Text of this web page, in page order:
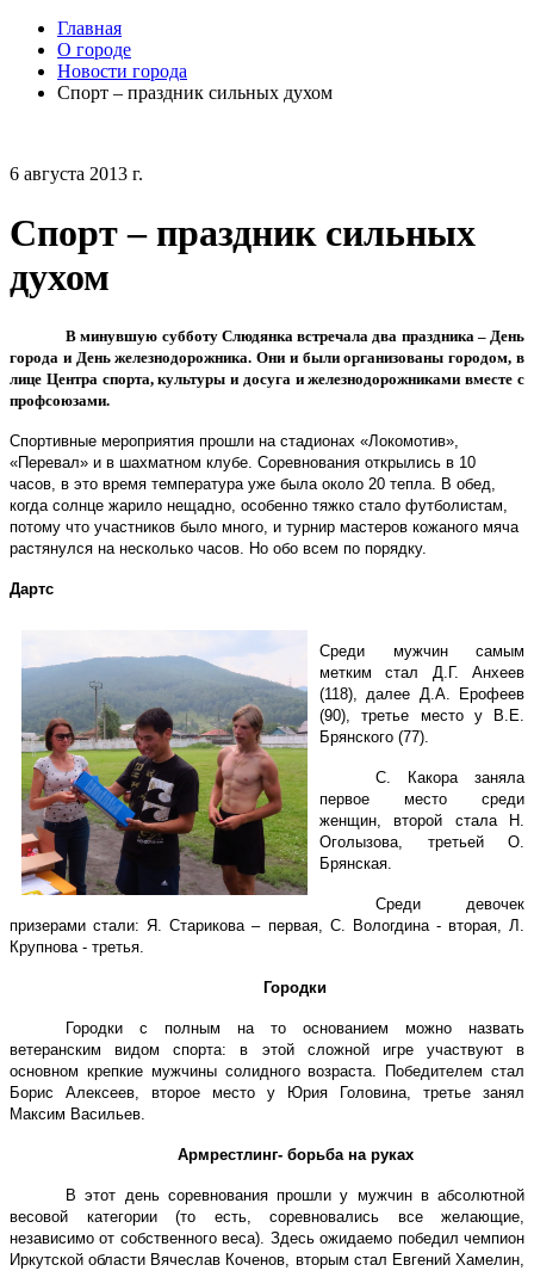
Главная
О городе
Новости города
Спорт – праздник сильных духом
6 августа 2013 г.
Спорт – праздник сильных
духом
В минувшую субботу Слюдянка встречала два праздника – День
города и День железнодорожника. Они и были организованы городом, в
лице Центра спорта, культуры и досуга и железнодорожниками вместе с
профсоюзами.
Спортивные мероприятия прошли на стадионах «Локомотив»,
«Перевал» и в шахматном клубе. Соревнования открылись в 10
часов, в это время температура уже была около 20 тепла. В обед,
когда солнце жарило нещадно, особенно тяжко стало футболистам,
потому что участников было много, и турнир мастеров кожаного мяча
растянулся на несколько часов. Но обо всем по порядку.
Дартс
Среди мужчин самым
метким стал Д.Г. Анхеев
(118), далее Д.А. Ерофеев
(90), третье место у В.Е.
Брянского (77).
С. Какора заняла
первое место среди
женщин, второй стала Н.
Оголызова, третьей О.
Брянская.
Среди девочек
призерами стали: Я. Старикова – первая, С. Вологдина - вторая, Л.
Крупнова - третья.
Городки
Городки с полным на то основанием можно назвать
ветеранским видом спорта: в этой сложной игре участвуют в
основном крепкие мужчины солидного возраста. Победителем стал
Борис Алексеев, второе место у Юрия Головина, третье занял
Максим Васильев.
Армрестлинг- борьба на руках
В этот день соревнования прошли у мужчин в абсолютной
весовой категории (то есть, соревновались все желающие,
независимо от собственного веса). Здесь ожидаемо победил чемпион
Иркутской области Вячеслав Коченов, вторым стал Евгений Хамелин,